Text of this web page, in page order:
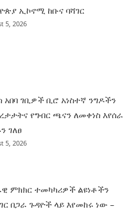
ኢኮኖሚ ከቡና ባሻገር
5, 2026
አበባ ገቢዎች ቢሮ አነስተኛ ንግዶችን
የግብር ጫናን ለመቀነስ እየሰራ
ገለፀ
5, 2026
ምክክር ተመካካሪዎች ልዩነቶችን
በጋራ ጉዳዮች ላይ እየመከሩ ነው –